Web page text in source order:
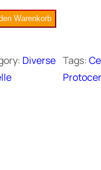
Warenkorb
Diverse Tags: